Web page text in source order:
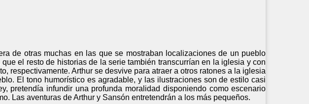
de otras muchas en las que se mostraban localizaciones de un pueblo
el resto de historias de la serie también transcurrían en la iglesia y con
respectivamente. Arthur se desvive para atraer a otros ratones a la iglesia
El tono humorístico es agradable, y las ilustraciones son de estilo casi
pretendía infundir una profunda moralidad disponiendo como escenario
Las aventuras de Arthur y Sansón entretendrán a los más pequeños.